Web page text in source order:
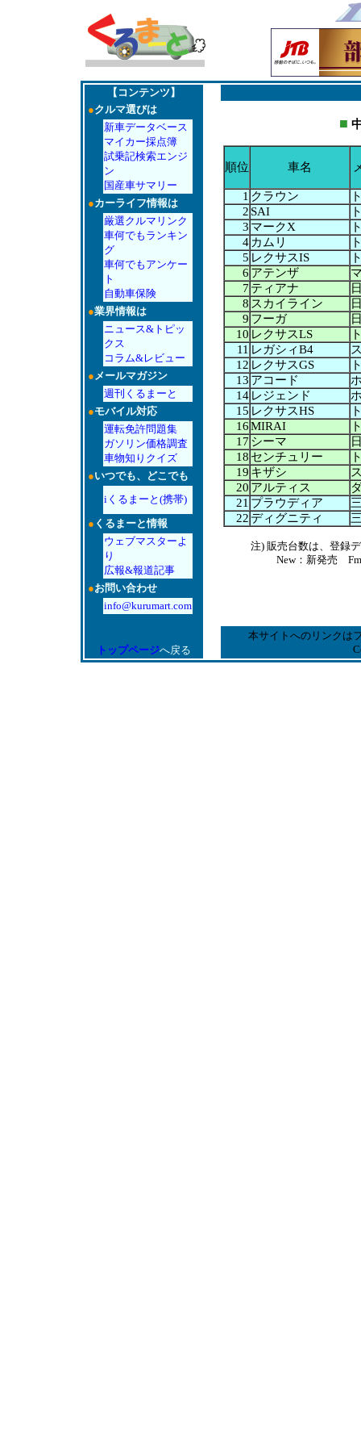
【コンテンツ】
●クルマ選びは
新車データベース
マイカー採点簿
試乗記検索エンジ
ン
国産車サマリー
●カーライフ情報は
厳選クルマリンク
車何でもランキン
グ
車何でもアンケー
ト
自動車保険
●業界情報は
ニュース&トピッ
クス
コラム&レビュー
●メールマガジン
週刊くるまーと
●モバイル対応
運転免許問題集
ガソリン価格調査
車物知りクイズ
●いつでも、どこでも
iくるまーと(携帯)
● くるまーと情報
ウェブマスターよ
り
広報&報道記事
●お問い合わせ
info@kurumart.com
トップページへ戻る
■
順位 車名
1 クラウン
2 SAI
3 マークX
4 カムリ
5 レクサスIS
6 アテンザ
7 ティアナ
8 スカイライン
9 フーガ
10 レクサスLS
11 レガシィB4
12 レクサスGS
13 アコード
14 レジェンド
15 レクサスHS
16MIRAI
17 シーマ
18 センチュリー
19 キザシ
20 アルティス
21 プラウディア
22 ディグニティ
注) 販売台数は、登録
New：新発売
本サイトへのリンクは